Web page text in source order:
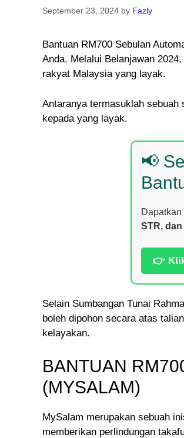
September 23, 2024 by Fazly
Bantuan RM700 Sebulan
Anda. Melalui Belanjawan
rakyat Malaysia yang layak.
Antaranya termasuklah sebuah
kepada yang layak.
📢
STR,
👉
Selain Sumbangan Tunai
boleh dipohon secara atas
kelayakan.
BANTUAN
(MYSALAM)
MySalam merupakan sebuah
memberikan perlindungan